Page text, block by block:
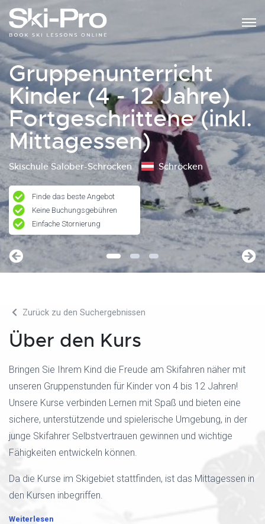
Gruppenunterricht
Kinder (4 - 12 Jahre)
Fortgeschrittene (inkl.
Mittagessen)
Skischule Salober-Schröcken Schröcken
Finde das beste Angebot
Keine Buchungsgebühren
Einfache Stornierung
Zurück zu den Suchergebnissen
Über den Kurs
Bringen Sie Ihrem Kind die Freude am Skifahren näher mit
unseren Gruppenstunden für Kinder von 4 bis 12 Jahren!
Unsere Kurse verbinden Lernen mit Spaß und bieten eine
sichere, unterstützende und spielerische Umgebung, in der
junge Skifahrer Selbstvertrauen gewinnen und wichtige
Fähigkeiten entwickeln können.
Da die Kurse im Skigebiet stattfinden, ist das Mittagessen in
den Kursen inbegriffen.
Weiterlesen